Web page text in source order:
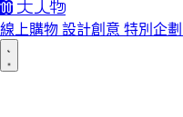
線上購物 設計創意 特別企劃